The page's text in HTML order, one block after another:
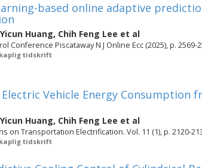
based online adaptive
Yicun Huang, Chih Feng Lee et al
Conference Piscataway N J Online Ecc (2025), p. 2569-
tidskrift
Vehicle Energy Consumption
Yicun Huang, Chih Feng Lee et al
on Transportation Electrification. Vol. 11 (1), p. 2120-
tidskrift